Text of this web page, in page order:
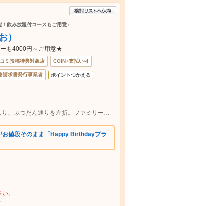
飲み放題付コースもご用意♪
）
も4000円～ご用意★
ミ投稿特典対象店 COIN+支払い可
請求書発行事業者 ポイントつかえる
広島電鉄【胡町】電停下車。流川通りへ入り、ぶつだん通りを左折。ファミリーマート向かいのビル２Fです♪
お値段そのまま「Happy Birthdayプラ
。